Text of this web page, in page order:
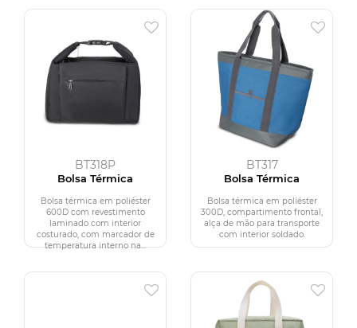
BT318P
Bolsa Térmica
Bolsa térmica em poliéster
600D com revestimento
laminado com interior
costurado, com marcador de
temperatura interno na...
BT317
Bolsa Térmica
Bolsa térmica em poliéster
300D, compartimento frontal,
alça de mão para transporte
com interior soldado.